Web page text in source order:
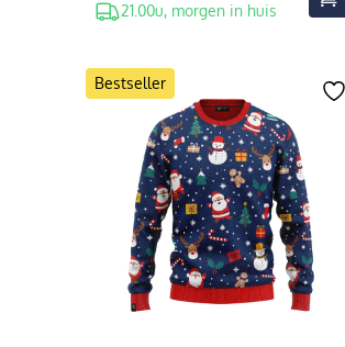
21.00u, morgen in huis
Bestseller